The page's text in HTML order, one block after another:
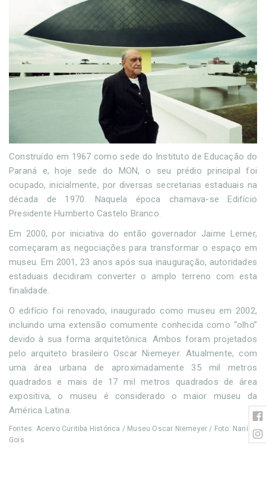
Construído em 1967 como sede do Instituto de Educação do
Paraná e, hoje sede do MON, o seu prédio principal foi
ocupado, inicialmente, por diversas secretarias estaduais na
década de 1970. Naquela época chamava-se Edifício
Presidente Humberto Castelo Branco.
Em 2000, por iniciativa do então governador Jaime Lerner,
começaram as negociações para transformar o espaço em
museu. Em 2001, 23 anos após sua inauguração, autoridades
estaduais decidiram converter o amplo terreno com esta
finalidade.
O edifício foi renovado, inaugurado como museu em 2002,
incluindo uma extensão comumente conhecida como “olho”
devido à sua forma arquitetônica. Ambos foram projetados
pelo arquiteto brasileiro Oscar Niemeyer. Atualmente, com
uma área urbana de aproximadamente 35 mil metros
quadrados e mais de 17 mil metros quadrados de área
expositiva, o museu é considerado o maior museu da
América Latina.
Fontes: Acervo Curitiba Histórica / Museu Oscar Niemeyer / Foto: Nani
Gois